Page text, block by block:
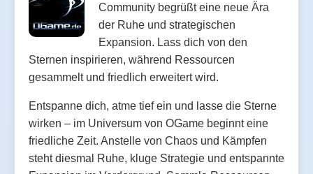
Community begrüßt eine neue Ära
der Ruhe und strategischen
Expansion. Lass dich von den
Sternen inspirieren, während Ressourcen
gesammelt und friedlich erweitert wird.
Entspanne dich, atme tief ein und lasse die Sterne
wirken – im Universum von OGame beginnt eine
friedliche Zeit. Anstelle von Chaos und Kämpfen
steht diesmal Ruhe, kluge Strategie und entspannte